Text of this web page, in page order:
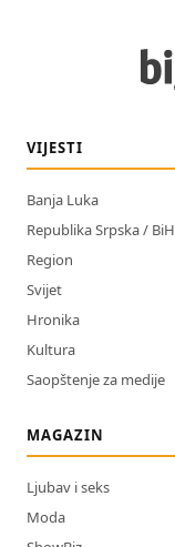
VIJESTI
Banja Luka
Republika Srpska / BiH
Region
Svijet
Hronika
Kultura
Saopštenje za medije
MAGAZIN
Ljubav i seks
Moda